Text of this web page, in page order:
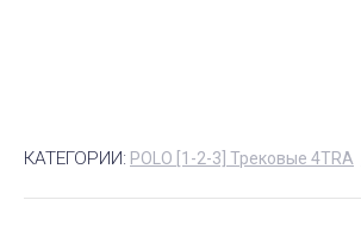
КАТЕГОРИИ: POLO [1-2-3] Трековые 4TRA